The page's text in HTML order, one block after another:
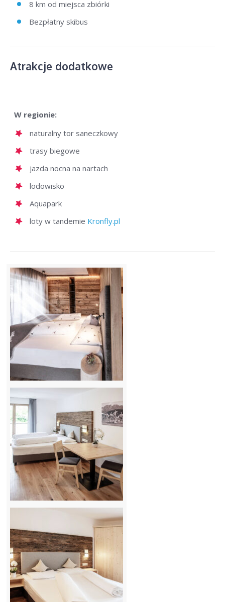
8 km od miejsca zbiórki
Bezpłatny skibus
Atrakcje dodatkowe
W regionie:
naturalny tor saneczkowy
trasy biegowe
jazda nocna na nartach
lodowisko
Aquapark
loty w tandemie Kronfly.pl